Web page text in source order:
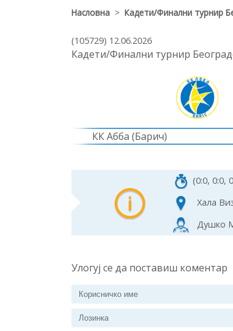
Насловна > Кадети/Финални турнир
(105729) 12.06.2026
Кадети/Финални турнир
КК Абба (Барич)
(0:0, 0:0,
Хала
Душко
Улогуј се да поставиш коментар